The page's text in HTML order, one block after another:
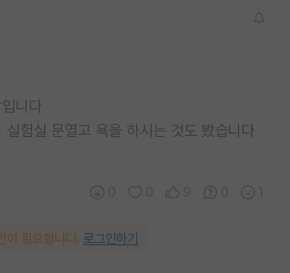
니다
험실 문열고 욕을 하시는 것도 봤습니다
이 필요합니다. 로그인하기